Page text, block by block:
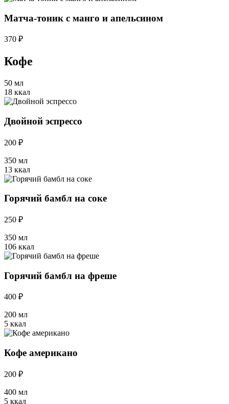
Матча-тоник с манго и апельсином
370 ₽
Кофе
50 мл
18 ккал
Двойной эспрессо
200 ₽
350 мл
13 ккал
Горячий бамбл на соке
250 ₽
350 мл
106 ккал
Горячий бамбл на фреше
400 ₽
200 мл
5 ккал
Кофе американо
200 ₽
400 мл
5 ккал